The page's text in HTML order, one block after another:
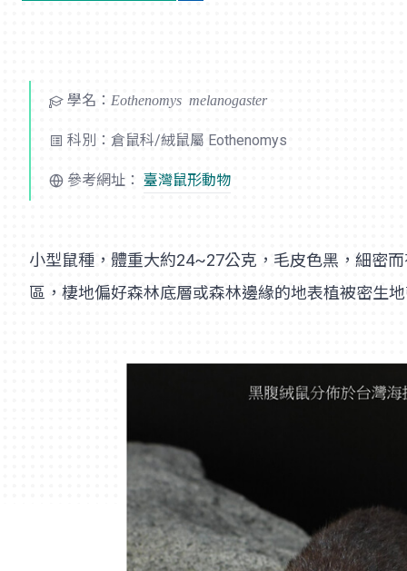
學名： Eothenomys melanogaster
科別：倉鼠科/絨鼠屬 Eothenomys
參考網址： 臺灣鼠形動物
小型鼠種，體重大約24~27公克，毛皮色黑，細密
區，棲地偏好森林底層或森林邊緣的地表植被密生